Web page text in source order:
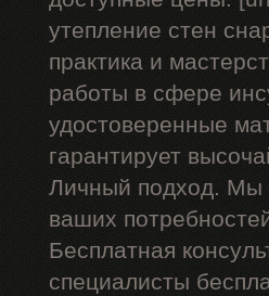
утепление стен
практика и
работы в сфере
удостоверенные
гарантирует
Личный подход. Мы
ваших
Бесплатная
специалисты